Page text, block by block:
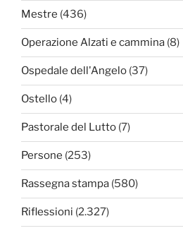
Mestre (436)
Operazione Alzati e cammina (8)
Ospedale dell'Angelo (37)
Ostello (4)
Pastorale del Lutto (7)
Persone (253)
Rassegna stampa (580)
Riflessioni (2.327)